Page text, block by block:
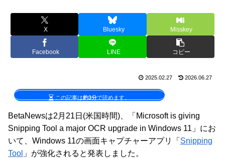
X Bluesky Misskey
Facebook LINE コピー
2025.02.27 2026.06.27
この記事は約3分で読めます。
BetaNewsは2月21日(米国時間)、「Microsoft is giving
Snipping Tool a major OCR upgrade in Windows 11」にお
いて、Windows 11の画面キャプチャーアプリ「 Snipping
Tool 」が強化されると発表しました。